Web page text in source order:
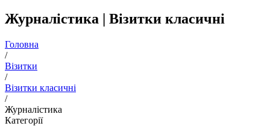
Журналістика | Візитки класичні
Головна
/
Візитки
/
Візитки класичні
/
Журналістика
Категорії